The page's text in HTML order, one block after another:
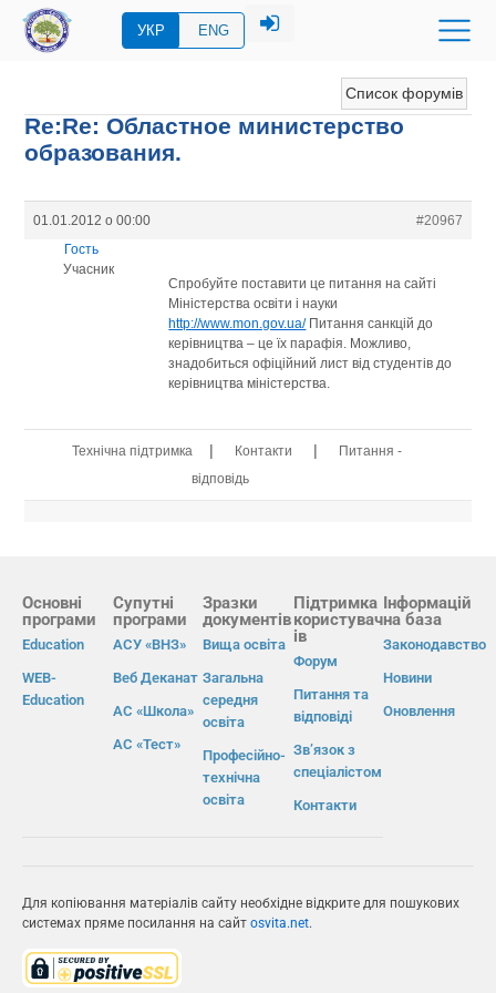
УКР ENG
Список форумів
Re:Re: Областное министерство
образования.
01.01.2012 о 00:00
#20967
Гость
Учасник
Спробуйте поставити це питання на сайті
Міністерства освіти і науки
http://www.mon.gov.ua/Питання санкцій до
керівництва – це їх парафія. Можливо,
знадобиться офіційний лист від студентів до
керівництва міністерства.
Технічна підтримка | Контакти |
Питання -
відповідь
Основні
програми
Education
WEB-
Education
Супутні
програми
АСУ «ВНЗ»
Веб Деканат
АС «Школа»
АС «Тест»
Зразки
документів
Вища освіта
Загальна
середня
освіта
Професійно-
технічна
освіта
Підтримка
користувач
ів
Форум
Питання та
відповіді
Зв’язок з
спеціалістом
Контакти
Інформацій
на база
Законодавство
Новини
Оновлення
Для копіювання матеріалів сайту необхідне відкрите для пошукових
системах пряме посилання на сайт osvita.net.